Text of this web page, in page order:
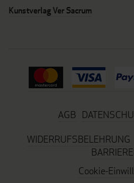
Kunstverlag Ver Sacrum
AGB
WIDERRUFSBELEHRUNG
Cookie-